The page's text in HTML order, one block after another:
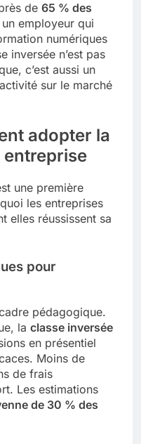
de 65 % des
employeur qui
numériques
inversée n’est pas
c’est aussi un
sur le marché
adopter la
entreprise
une première
les entreprises
elles réussissent sa
pour
pédagogique.
la classe inversée
en présentiel
Moins de
de frais
Les estimations
de 30 % des